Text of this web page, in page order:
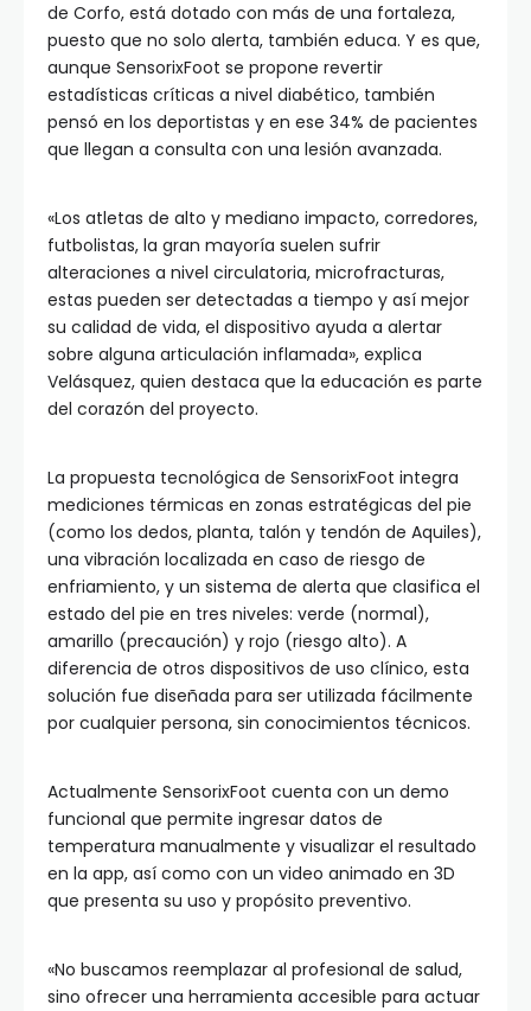
de Corfo, está dotado con más de una fortaleza,
puesto que no solo alerta, también educa. Y es que,
aunque SensorixFoot se propone revertir
estadísticas críticas a nivel diabético, también
pensó en los deportistas y en ese 34% de pacientes
que llegan a consulta con una lesión avanzada.
«Los atletas de alto y mediano impacto, corredores,
futbolistas, la gran mayoría suelen sufrir
alteraciones a nivel circulatoria, microfracturas,
estas pueden ser detectadas a tiempo y así mejor
su calidad de vida, el dispositivo ayuda a alertar
sobre alguna articulación inflamada», explica
Velásquez, quien destaca que la educación es parte
del corazón del proyecto.
La propuesta tecnológica de SensorixFoot integra
mediciones térmicas en zonas estratégicas del pie
(como los dedos, planta, talón y tendón de Aquiles),
una vibración localizada en caso de riesgo de
enfriamiento, y un sistema de alerta que clasifica el
estado del pie en tres niveles: verde (normal),
amarillo (precaución) y rojo (riesgo alto). A
diferencia de otros dispositivos de uso clínico, esta
solución fue diseñada para ser utilizada fácilmente
por cualquier persona, sin conocimientos técnicos.
Actualmente SensorixFoot cuenta con un demo
funcional que permite ingresar datos de
temperatura manualmente y visualizar el resultado
en la app, así como con un video animado en 3D
que presenta su uso y propósito preventivo.
«No buscamos reemplazar al profesional de salud,
sino ofrecer una herramienta accesible para actuar